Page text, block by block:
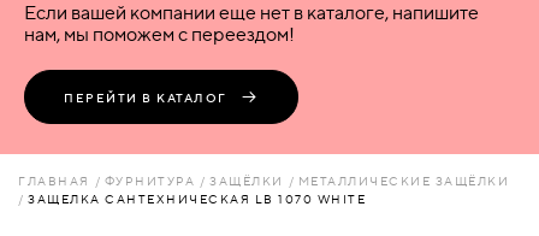
ПЕРЕГОРОДКИ
Если вашей компании еще нет в каталоге, напишите
нам, мы поможем с переездом!
ПЕРЕЙТИ В КАТАЛОГ
ГЛАВНАЯ ФУРНИТУРА ЗАЩЁЛКИ
МЕТАЛЛИЧЕСКИЕ ЗАЩЁЛКИ
ЗАЩЕЛКА САНТЕХНИЧЕСКАЯ LB 1070 WHITE